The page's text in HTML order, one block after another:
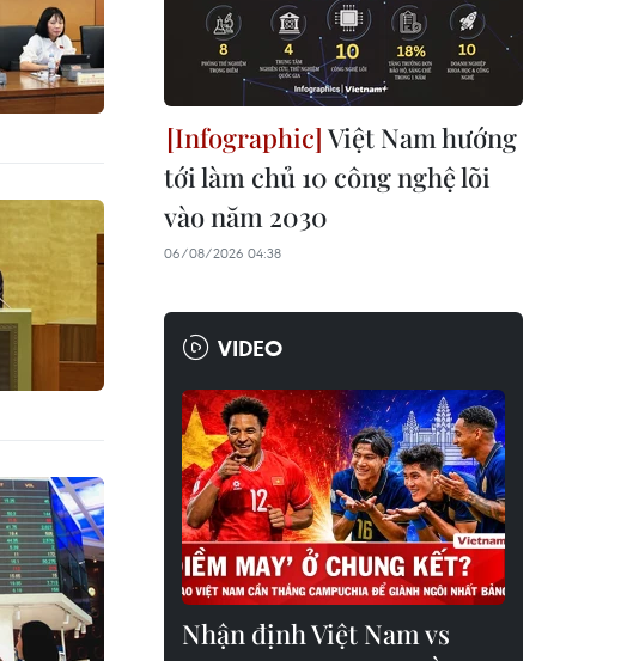
Việt Nam hướng
tới làm chủ 10 công nghệ lõi
vào năm 2030
06/08/2026 04:38
VIDEO
Nhận định Việt Nam vs